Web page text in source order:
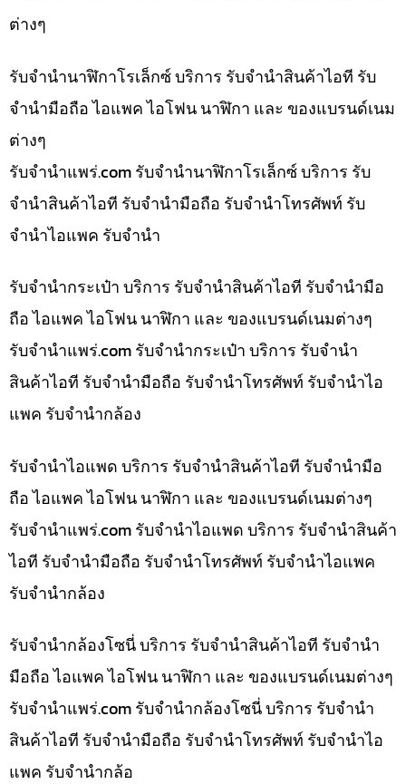
ต่างๆ
รับจำนำนาฬิกาโรเล็กซ์ บริการ รับจำนำสินค้าไอที รับ
จำนำมือถือ ไอแพค ไอโฟน นาฬิกา และ ของแบรนด์เนม
ต่างๆ
รับจํานําแพร่.com รับจำนำนาฬิกาโรเล็กซ์ บริการ รับ
จำนำสินค้าไอที รับจำนำมือถือ รับจำนำโทรศัพท์ รับ
จำนำไอแพค รับจำนำ
รับจำนำกระเป๋า บริการ รับจำนำสินค้าไอที รับจำนำมือ
ถือ ไอแพค ไอโฟน นาฬิกา และ ของแบรนด์เนมต่างๆ
รับจํานําแพร่.com รับจำนำกระเป๋า บริการ รับจำนำ
สินค้าไอที รับจำนำมือถือ รับจำนำโทรศัพท์ รับจำนำไอ
แพค รับจำนำกล้อง
รับจำนำไอแพด บริการ รับจำนำสินค้าไอที รับจำนำมือ
ถือ ไอแพค ไอโฟน นาฬิกา และ ของแบรนด์เนมต่างๆ
รับจํานําแพร่.com รับจำนำไอแพด บริการ รับจำนำสินค้า
ไอที รับจำนำมือถือ รับจำนำโทรศัพท์ รับจำนำไอแพค
รับจำนำกล้อง
รับจำนำกล้องโซนี่ บริการ รับจำนำสินค้าไอที รับจำนำ
มือถือ ไอแพค ไอโฟน นาฬิกา และ ของแบรนด์เนมต่างๆ
รับจํานําแพร่.com รับจำนำกล้องโซนี่ บริการ รับจำนำ
สินค้าไอที รับจำนำมือถือ รับจำนำโทรศัพท์ รับจำนำไอ
แพค รับจำนำกล้อ